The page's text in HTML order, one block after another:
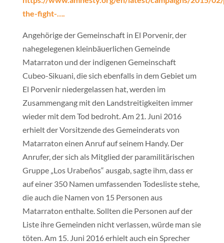
the-fight-….
Angehörige der Gemeinschaft in El Porvenir, der
nahegelegenen kleinbäuerlichen Gemeinde
Matarraton und der indigenen Gemeinschaft
Cubeo-Sikuani, die sich ebenfalls in dem Gebiet um
El Porvenir niedergelassen hat, werden im
Zusammengang mit den Landstreitigkeiten immer
wieder mit dem Tod bedroht. Am 21. Juni 2016
erhielt der Vorsitzende des Gemeinderats von
Matarraton einen Anruf auf seinem Handy. Der
Anrufer, der sich als Mitglied der paramilitärischen
Gruppe „Los Urabeños“ ausgab, sagte ihm, dass er
auf einer 350 Namen umfassenden Todesliste stehe,
die auch die Namen von 15 Personen aus
Matarraton enthalte. Sollten die Personen auf der
Liste ihre Gemeinden nicht verlassen, würde man sie
töten. Am 15. Juni 2016 erhielt auch ein Sprecher